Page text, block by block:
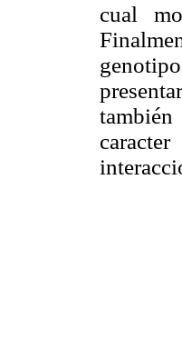
cual
también